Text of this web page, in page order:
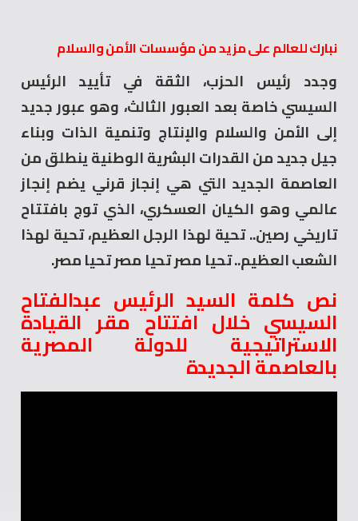
نبارك للعالم على مزيد من مؤسسات الأمن والسلام
وجدد رئيس الحزب، الثقة في تأييد الرئيس
السيسي خاصة بعد العبور الثالث، وهو عبور جديد
إلى الأمن والسلام والإنتاج وتنمية الذات وبناء
جيل جديد من القدرات البشرية الوطنية ينطلق من
العاصمة الجديد التي هي إنجاز قرني يضم إنجاز
عالمي وهو الكيان العسكري، الذي توج بافتتاح
تاريخي رصين.. تحية لهذا الرجل العظيم، تحية لهذا
الشعب العظيم.. تحيا مصر تحيا مصر تحيا مصر.
نص كلمة السيد الرئيس عبدالفتاح
السيسي خلال افتتاح مقر القيادة
الاستراتيجية للدولة المصرية
بالعاصمة الجديدة